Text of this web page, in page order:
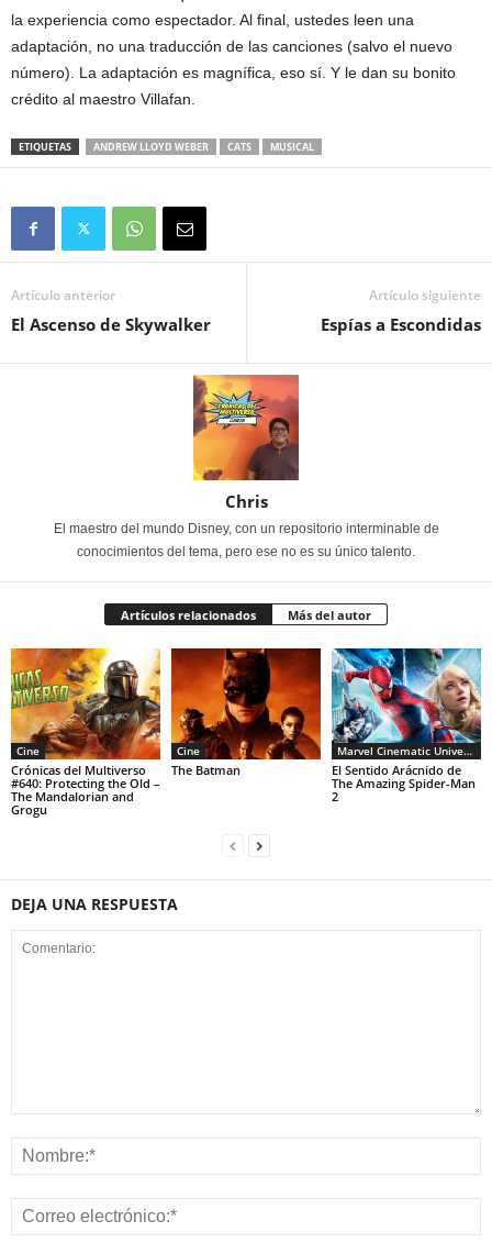
la experiencia como espectador. Al final, ustedes leen una
adaptación, no una traducción de las canciones (salvo el nuevo
número). La adaptación es magnífica, eso sí. Y le dan su bonito
crédito al maestro Villafan.
ETIQUETAS ANDREW LLOYD WEBER CATS MUSICAL
Artículo anterior
El Ascenso de Skywalker
Artículo siguiente
Espías a Escondidas
Chris
El maestro del mundo Disney, con un repositorio interminable de
conocimientos del tema, pero ese no es su único talento.
Artículos relacionados Más del autor
Cine
Crónicas del Multiverso
#640: Protecting the Old –
The Mandalorian and
Grogu
Cine
The Batman
Marvel Cinematic Universe
El Sentido Arácnido de
The Amazing Spider-Man
2
DEJA UNA RESPUESTA